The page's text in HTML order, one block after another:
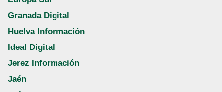
Granada Digital
Huelva Información
Ideal Digital
Jerez Información
Jaén